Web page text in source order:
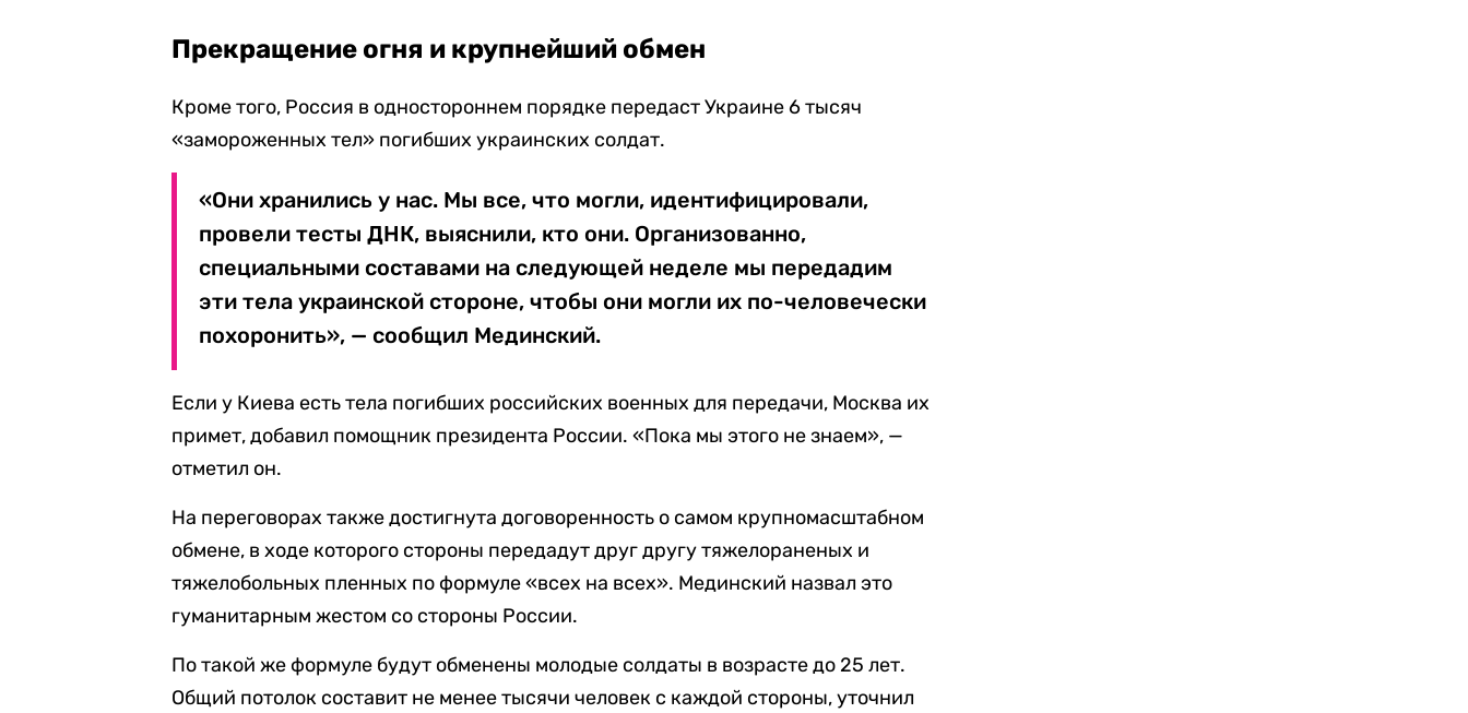
Прекращение огня и крупнейший обмен
Кроме того, Россия в одностороннем порядке передаст Украине 6 тысяч
«замороженных тел» погибших украинских солдат.
«Они хранились у нас. Мы все, что могли, идентифицировали,
провели тесты ДНК, выяснили, кто они. Организованно,
специальными составами на следующей неделе мы передадим
эти тела украинской стороне, чтобы они могли их по-человечески
похоронить», — сообщил Мединский.
Если у Киева есть тела погибших российских военных для передачи, Москва их
примет, добавил помощник президента России. «Пока мы этого не знаем», —
отметил он.
На переговорах также достигнута договоренность о самом крупномасштабном
обмене, в ходе которого стороны передадут друг другу тяжелораненых и
тяжелобольных пленных по формуле «всех на всех». Мединский назвал это
гуманитарным жестом со стороны России.
По такой же формуле будут обменены молодые солдаты в возрасте до 25 лет.
Общий потолок составит не менее тысячи человек с каждой стороны, уточнил